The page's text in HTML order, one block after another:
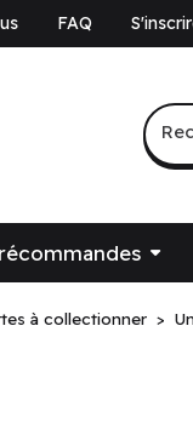
FAQ
à collectionner